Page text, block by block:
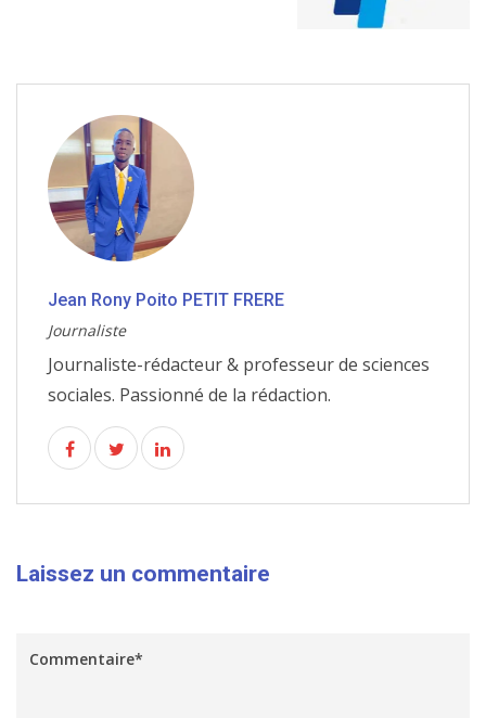
Jean Rony Poito PETIT FRERE
Journaliste
Journaliste-rédacteur & professeur de sciences
sociales. Passionné de la rédaction.
Laissez un commentaire